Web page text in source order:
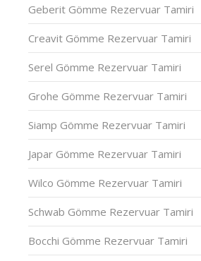
Geberit Gömme Rezervuar Tamiri
Creavit Gömme Rezervuar Tamiri
Serel Gömme Rezervuar Tamiri
Grohe Gömme Rezervuar Tamiri
Siamp Gömme Rezervuar Tamiri
Japar Gömme Rezervuar Tamiri
Wilco Gömme Rezervuar Tamiri
Schwab Gömme Rezervuar Tamiri
Bocchi Gömme Rezervuar Tamiri